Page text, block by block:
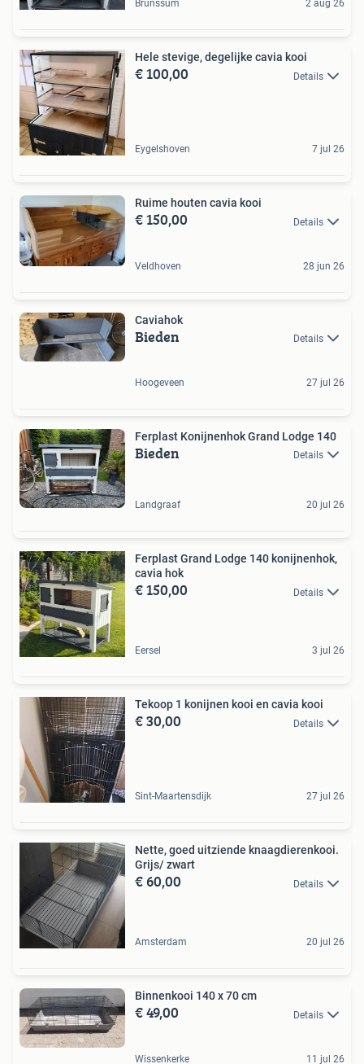
Brunssum 2 aug 26
Hele stevige, degelijke cavia kooi
€ 100,00 Details
Eygelshoven 7 jul 26
Ruime houten cavia kooi
€ 150,00 Details
Veldhoven 28 jun 26
Caviahok
Bieden Details
Hoogeveen 27 jul 26
Ferplast Konijnenhok Grand Lodge 140
Bieden Details
Landgraaf 20 jul 26
Ferplast Grand Lodge 140 konijnenhok,
cavia hok
€ 150,00 Details
Eersel 3 jul 26
Tekoop 1 konijnen kooi en cavia kooi
€ 30,00 Details
Sint-Maartensdijk 27 jul 26
Nette, goed uitziende knaagdierenkooi.
Grijs/ zwart
€ 60,00 Details
Amsterdam 20 jul 26
Binnenkooi 140 x 70 cm
€ 49,00 Details
Wissenkerke 11 jul 26